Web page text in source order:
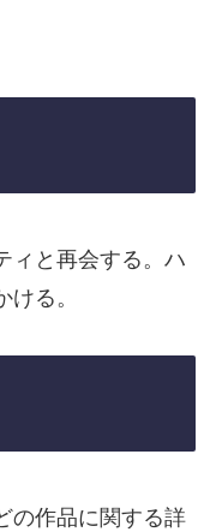
ィと再会する。ハ
る。
の作品に関する詳